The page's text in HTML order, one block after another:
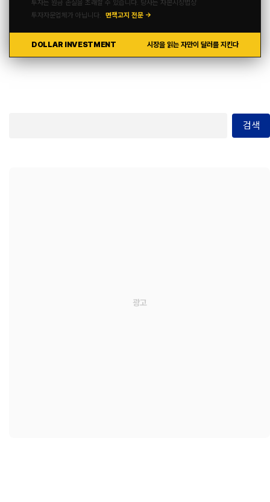
투자는 원금 손실을 초래할 수 있습니다. 당사는 자본시장법상
투자자문업체가 아닙니다. 면책고지 전문 →
DOLLAR INVESTMENT 시장을 읽는 자만이 달러를 지킨다
검색